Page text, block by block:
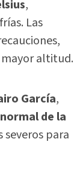
,
Las
altitud.
García,
normal de la
severos para